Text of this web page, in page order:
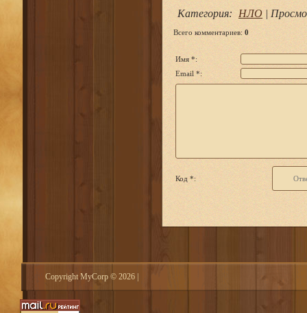
Категория: НЛО |
Всего комментариев: 0
Имя *:
Email *:
Код *:
Copyright MyCorp © 2026